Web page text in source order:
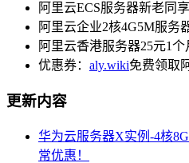
阿里云ECS服务器新老同
阿里云企业2核4G5M服务
阿里云香港服务器25元1个
优惠券： aly.wiki免费领取
更新内容
华为云服务器X实例-4核
常优惠！